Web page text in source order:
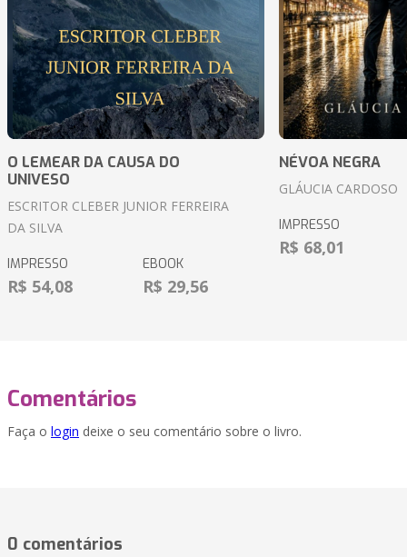
O LEMEAR DA CAUSA DO
UNIVESO
ESCRITOR CLEBER JUNIOR FERREIRA
DA SILVA
IMPRESSO
R$ 54,08
EBOOK
R$ 29,56
NÉVOA NEGRA
GLÁUCIA CARDOSO
IMPRESSO
R$ 68,01
Comentários
Faça o login deixe o seu comentário sobre o livro.
0 comentários